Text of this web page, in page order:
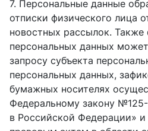
7. Персональные данные
отписки физического лица
новостных рассылок. Также
персональных данных
запросу субъекта
персональных данных,
бумажных носителях
Федеральному закону
в Российской Федерации»